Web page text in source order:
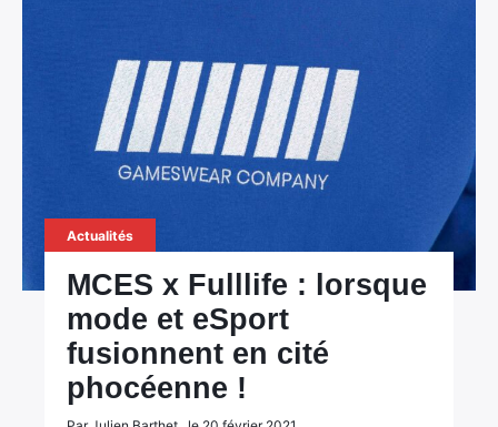
Actualités
MCES x Fulllife : lorsque
mode et eSport
fusionnent en cité
phocéenne !